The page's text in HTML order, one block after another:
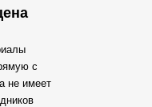
с
не имеет